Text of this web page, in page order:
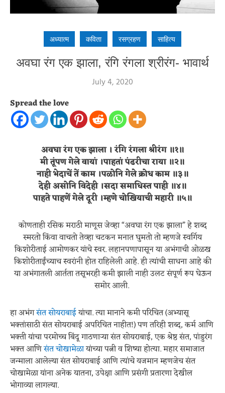
अध्यात्म कविता रसग्रहण साहित्य
अवघा रंग एक झाला, रंगि रंगला श्रीरंग- भावार्थ
July 4, 2020
Spread the love
अवघा रंग एक झाला । रंगि रंगला श्रीरंग ॥१॥
मी तूंपण गेले वायां ।पाहतां पंढरीचा राया ॥२॥
नाही भेदाचें तें काम ।पळोनि गेले क्रोध काम ॥३॥
देही असोनि विदेही ।सदा समाधिस्त पाही ॥४॥
पाहते पाहणें गेले दूरी ।म्हणे चोखियाची महारी ॥५॥
कोणताही रसिक मराठी माणूस जेव्हा “अवघा रंग एक झाला” हे शब्द
स्मरतो किंवा वाचतो तेव्हा चटकन मनात घुमतो तो म्हणजे स्वर्गिय
किशोरीताई आमोणकर यांचे स्वर. लहानपणापासून या अभंगाची ओळख
किशोरीताईंच्याच स्वरांनी होत राहिलेली आहे. ही त्यांची साधना आहे की
या अभंगातली आर्तता तसूभरही कमी झाली नाही उलट संपूर्ण रूप घेऊन
समोर आली.
हा अभंगसंत सोयराबाईयांचा. त्या मानाने कमी परिचित (अभ्यासू
भक्तांसाठी संत सोयराबाई अपरिचित नाहीत!) पण तरिही शब्द, कर्म आणि
भक्ती यांचा परमोच्च बिंदू गाठणाऱ्या संत सोयराबाई, एक श्रेष्ठ संत, पांडुरंग
भक्त आणिसंत चोखामेळायांच्या पत्नी व शिष्या होत्या. महार समाजात
जन्माला आलेल्या संत सोयराबाई आणि त्यांचे यजमान म्हणजेच संत
चोखामेळा यांना अनेक यातना, उपेक्षा आणि प्रसंगी प्रतारणा देखील
भोगाव्या लागल्या.